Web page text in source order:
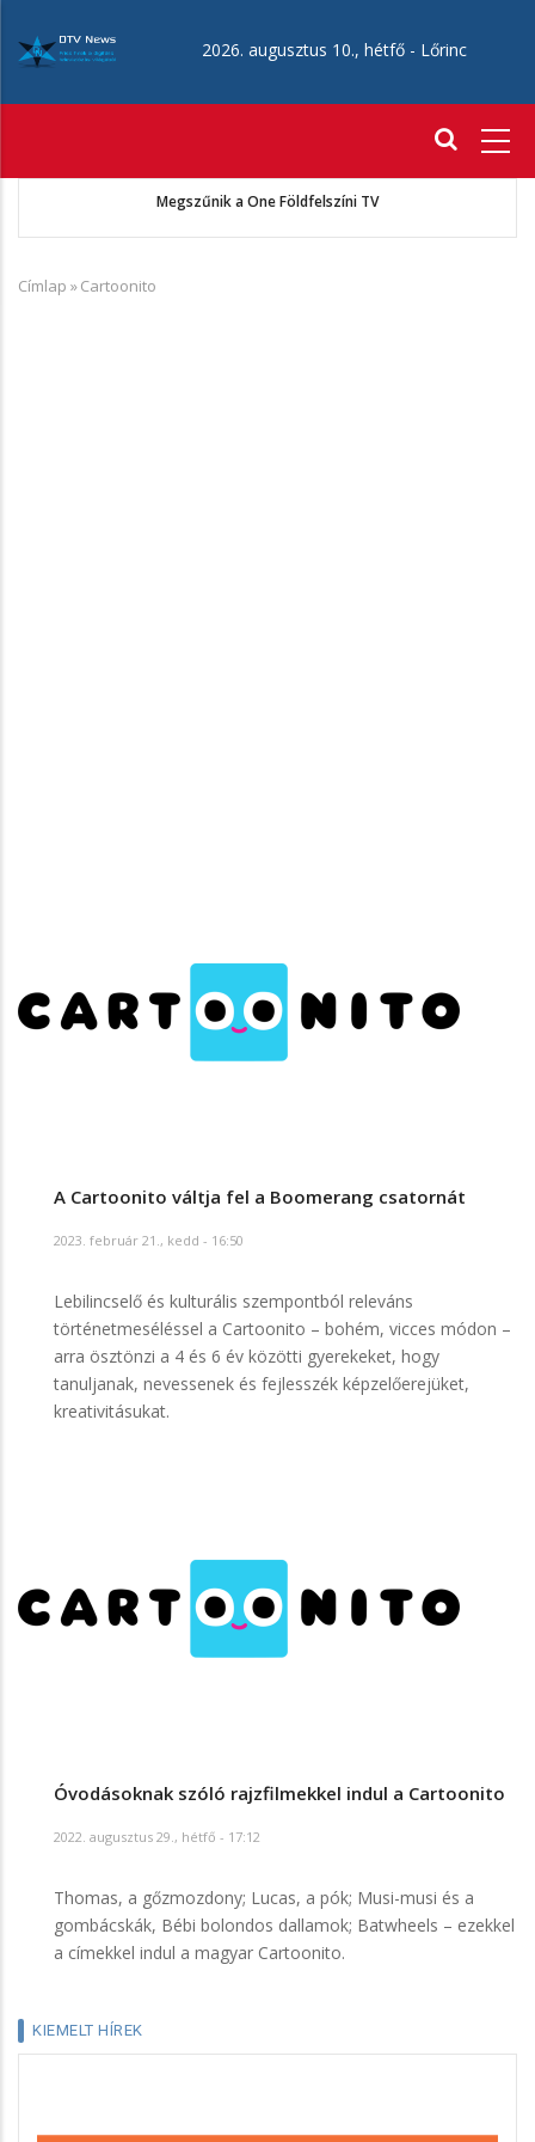
tartalomra
2026. augusztus 10., hétfő - Lőrinc
Megszűnik a One Földfelszíni TV
Morzsa
Címlap »Cartoonito
A Cartoonito váltja fel a Boomerang csatornát
2023. február 21., kedd - 16:50
Lebilincselő és kulturális szempontból releváns
történetmeséléssel a Cartoonito – bohém, vicces módon –
arra ösztönzi a 4 és 6 év közötti gyerekeket, hogy
tanuljanak, nevessenek és fejlesszék képzelőerejüket,
kreativitásukat.
Óvodásoknak szóló rajzfilmekkel indul a Cartoonito
2022. augusztus 29., hétfő - 17:12
Thomas, a gőzmozdony; Lucas, a pók; Musi-musi és a
gombácskák, Bébi bolondos dallamok; Batwheels – ezekkel
a címekkel indul a magyar Cartoonito.
KIEMELT HÍREK